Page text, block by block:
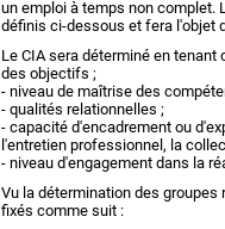
un emploi à temps non complet.
définis ci-dessous et fera l'objet
Le CIA sera déterminé en
des objectifs ;
- niveau de maîtrise des
- qualités relationnelles ;
- capacité d'encadrement ou
l'entretien professionnel, la
- niveau d'engagement dans la
Vu la détermination des
fixés comme suit :